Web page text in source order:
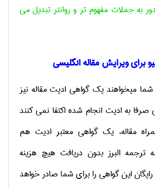
به جملات مفهوم تر و روانتر تبدیل می
برای ویرایش مقاله انگلیسی
میخواهند یک گواهی ادیت مقاله نیز
صرفا به ادیت انجام شده اکتفا نمی کنند
مقاله، یک گواهی معتبر ادیت هم
ترجمه البرز بدون دریافت هیچ هزینه
این گواهی را برای شما صادر خواهد